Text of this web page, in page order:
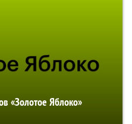
«Золотое Яблоко»